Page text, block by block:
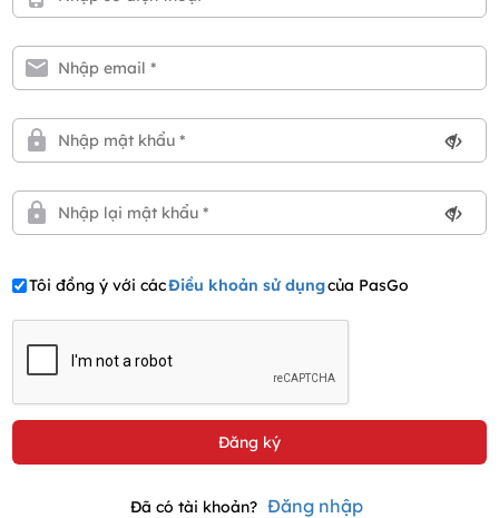
Tôi đồng ý với cácĐiều khoản sử dụngcủa PasGo
Đã có tài khoản? Đăng nhập